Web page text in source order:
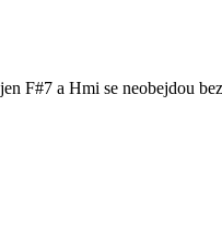
a Hmi se neobejdou